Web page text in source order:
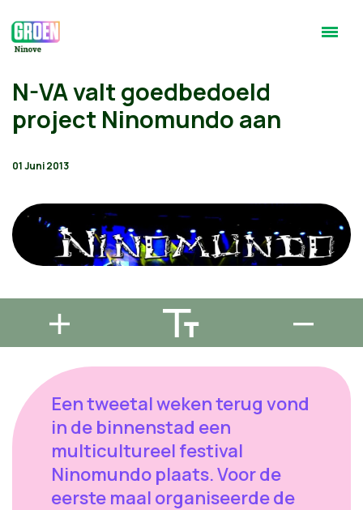
N-VA valt goedbedoeld
project Ninomundo aan
01 Juni 2013
Een tweetal weken terug vond
in de binnenstad een
multicultureel festival
Ninomundo plaats. Voor de
eerste maal organiseerde de